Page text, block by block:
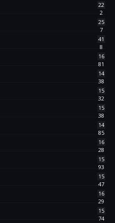
22
2
25
7
41
8
16
81
14
38
15
32
15
38
14
85
16
28
15
93
15
47
16
29
15
74